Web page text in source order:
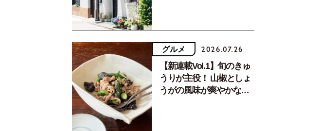
グルメ 2026.07.26
【新連載Vol.1】旬のきゅ
うりが主役！ 山椒としょ
うがの風味が爽やかな、